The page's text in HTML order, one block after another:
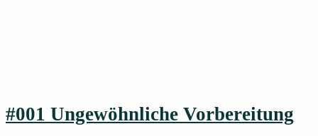
#001 Ungewöhnliche Vorbereitung